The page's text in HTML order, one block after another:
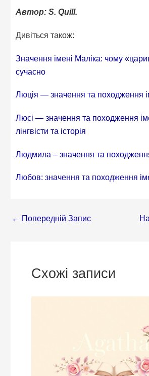
Автор: S. Quill.
Дивіться також:
Значення імені Маліка: чому
сучасно
Люція — значення та походження
Люсі — значення та походження
лінгвісти та історія
Людмила – значення та
Любов: значення та походження
← Попередній Запис
Схожі записи